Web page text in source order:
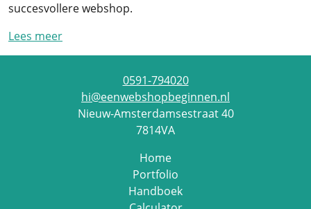
succesvollere webshop.
Lees meer
0591-794020
hi@eenwebshopbeginnen.nl
Nieuw-Amsterdamsestraat 40
7814VA
Home
Portfolio
Handboek